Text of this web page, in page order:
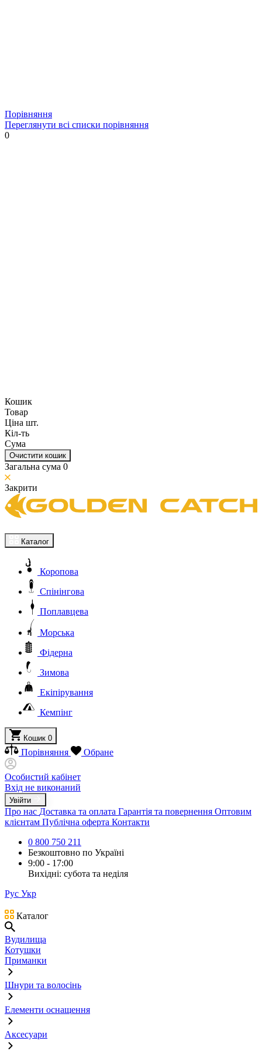
Порівняння
Переглянути всі списки порівняння
0
Кошик
Товар
Ціна шт.
Кіл-ть
Сума
Очистити кошик
Загальна сума 0
Закрити
Каталог
Коропова
Спінінгова
Поплавцева
Морська
Фідерна
Зимова
Екіпірування
Кемпінг
Кошик 0
Порівняння Обране
Особистий кабінет
Вхід не виконаний
Увійти
Про нас Доставка та оплата Гарантія та повернення Оптовим
клієнтам Публічна оферта Контакти
0 800 750 211
Безкоштовно по Україні
9:00 - 17:00
Вихідні: субота та неділя
Рус Укр
Каталог
Вудилища
Котушки
Приманки
Шнури та волосінь
Елементи оснащення
Аксесуари